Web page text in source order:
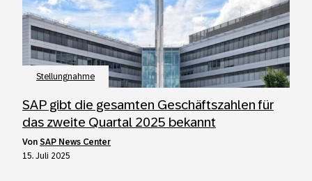
Stellungnahme
SAP gibt die gesamten Geschäftszahlen für
das zweite Quartal 2025 bekannt
von SAP News Center
15. Juli 2025